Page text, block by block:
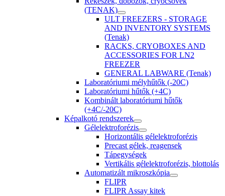
(TENAK)
ULT FREEZERS - STORAGE
AND INVENTORY SYSTEMS
(Tenak)
RACKS, CRYOBOXES AND
ACCESSORIES FOR LN2
FREEZER
GENERAL LABWARE (Tenak)
Laboratóriumi mélyhűtők (-20C)
Laboratóriumi hűtők (+4C)
Kombinált laboratóriumi hűtők
(+4C/-20C)
Képalkotó rendszerek
Gélelektroforézis
Horizontális gélelektroforézis
Precast gélek, reagensek
Tápegységek
Vertikális gélelektroforézis, blottolás
Automatizált mikroszkópia
FLIPR
FLIPR Assay kitek